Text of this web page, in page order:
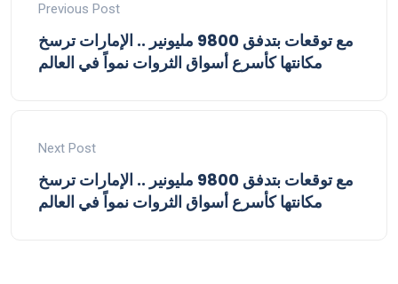
Previous Post
مع توقعات بتدفق 9800 مليونير .. الإمارات ترسخ
مكانتها كأسرع أسواق الثروات نمواً في العالم
Next Post
مع توقعات بتدفق 9800 مليونير .. الإمارات ترسخ
مكانتها كأسرع أسواق الثروات نمواً في العالم